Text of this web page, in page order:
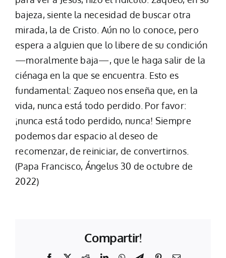
bajeza, siente la necesidad de buscar otra
mirada, la de Cristo. Aún no lo conoce, pero
espera a alguien que lo libere de su condición
—moralmente baja—, que le haga salir de la
ciénaga en la que se encuentra. Esto es
fundamental: Zaqueo nos enseña que, en la
vida, nunca está todo perdido. Por favor:
¡nunca está todo perdido, nunca! Siempre
podemos dar espacio al deseo de
recomenzar, de reiniciar, de convertirnos.
(Papa Francisco, Ángelus 30 de octubre de
2022)
Compartir!